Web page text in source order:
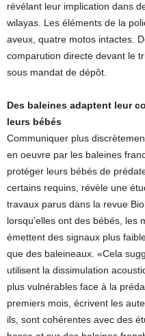
révélant leur implication dans
wilayas. Les éléments de la
aveux, quatre motos intactes.
comparution directe devant le
sous mandat de dépôt.
Des baleines adaptent leur
leurs bébés
Communiquer plus
en oeuvre par les baleines
protéger leurs bébés de
certains requins, révèle une
travaux parus dans la revue
lorsqu’elles ont des bébés, les
émettent des signaux plus
que des baleineaux. «Cela
utilisent la dissimulation
plus vulnérables face à la
premiers mois, écrivent les
ils, sont cohérentes avec des